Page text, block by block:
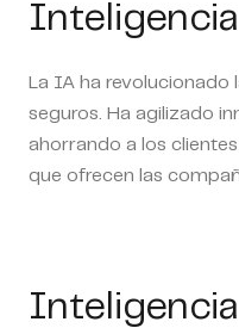
La IA ha revolucionado
seguros. Ha agilizado
ahorrando a los
que ofrecen las